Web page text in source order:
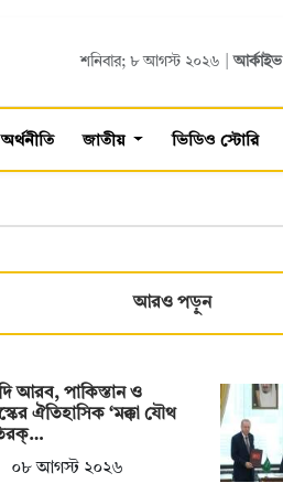
শনিবার; ৮ আগস্ট ২০২৬ |আর্কাইভ
অর্থনীতি জাতীয় ভিডিও স্টোরি
আরও পড়ুন
আরব, পাকিস্তান ও
ঐতিহাসিক ‘মক্কা যৌথ
০৮ আগস্ট ২০২৬